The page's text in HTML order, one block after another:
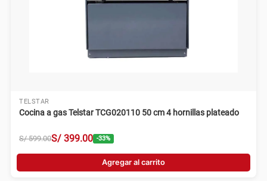
TELSTAR
Cocina a gas Telstar TCG020110 50 cm 4 hornillas plateado
S/ 599.00S/ 399.00 -33%
Agregar al carrito